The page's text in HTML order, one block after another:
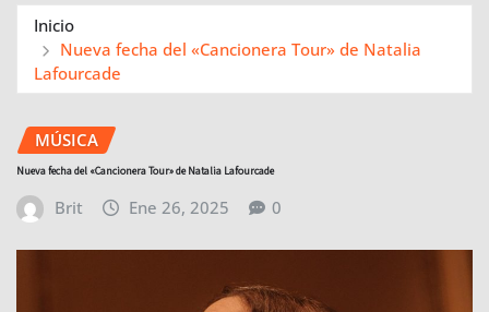
Inicio
Nueva fecha del «Cancionera Tour» de Natalia
Lafourcade
MÚSICA
Nueva fecha del «Cancionera Tour» de Natalia Lafourcade
Brit Ene 26, 2025 0